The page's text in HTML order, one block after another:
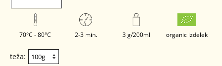
70°C - 80°C 2-3 min. 3 g/200ml organic izdelek
teža: